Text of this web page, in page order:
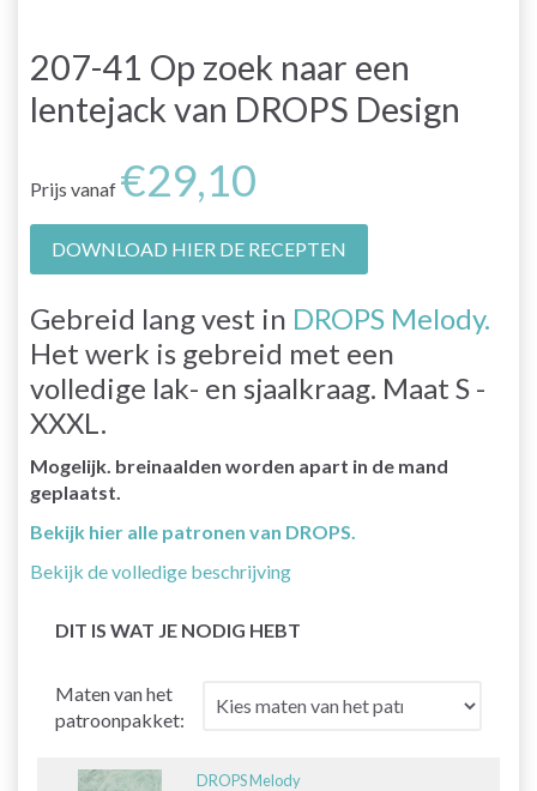
207-41 Op zoek naar een
lentejack van DROPS Design
Prijs vanaf €29,10
DOWNLOAD HIER DE RECEPTEN
Gebreid lang vest in DROPS Melody.
Het werk is gebreid met een
volledige lak- en sjaalkraag. Maat S -
XXXL.
Mogelijk. breinaalden worden apart in de mand
geplaatst.
Bekijk hier alle patronen van DROPS.
Bekijk de volledige beschrijving
DIT IS WAT JE NODIG HEBT
Maten van het
patroonpakket:
DROPS Melody